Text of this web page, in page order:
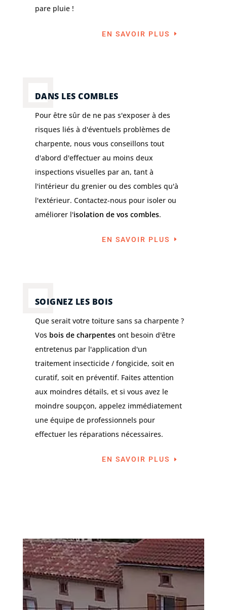
pare pluie !
EN SAVOIR PLUS
DANS LES COMBLES
Pour être sûr de ne pas s'exposer à des
risques liés à d'éventuels problèmes de
charpente, nous vous conseillons tout
d'abord d'effectuer au moins deux
inspections visuelles par an, tant à
l'intérieur du grenier ou des combles qu'à
l'extérieur. Contactez-nous pour isoler ou
améliorer l'isolation de vos combles.
EN SAVOIR PLUS
SOIGNEZ LES BOIS
Que serait votre toiture sans sa charpente ?
Vos bois de charpentesont besoin d'être
entretenus par l'application d'un
traitement insecticide / fongicide, soit en
curatif, soit en préventif. Faites attention
aux moindres détails, et si vous avez le
moindre soupçon, appelez immédiatement
une équipe de professionnels pour
effectuer les réparations nécessaires.
EN SAVOIR PLUS